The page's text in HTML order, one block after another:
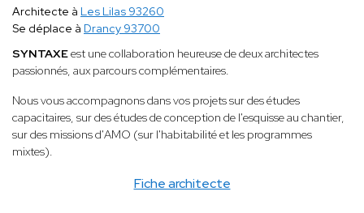
Fiche architecte
Architecte à Les Lilas 93260
Se déplace à Drancy 93700
SYNTAXEest une collaboration heureuse de deux architectes
passionnés, aux parcours complémentaires.
Nous vous accompagnons dans vos projets sur des études
capacitaires, sur des études de conception de l'esquisse au chantier,
sur des missions d'AMO (sur l'habitabilité et les programmes
mixtes).